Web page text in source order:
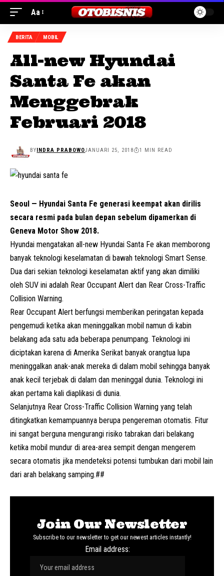
Aa
BERITA MOBIL
All-new Hyundai
Santa Fe akan
Menggebrak
Februari 2018
BYINDRA PRABOWOJANUARI 25, 2018 1 MIN READ
Seoul — Hyundai Santa Fe generasi keempat akan dirilis
secara resmi pada bulan depan sebelum dipamerkan di
Geneva Motor Show 2018.
Hyundai mengatakan all-new Hyundai Santa Fe akan memborong
banyak teknologi keselamatan di bawah teknologi Smart Sense.
Dua dari sekian teknologi keselamatan aktif yang akan dimiliki
oleh SUV ini adalah Rear Occupant Alert dan Rear Cross-Traffic
Collision Warning.
Rear Occupant Alert berfungsi memberikan peringatan kepada
pengemudi ketika akan meninggalkan mobil namun di kabin
belakang ada satu ada beberapa penumpang. Teknologi ini
diciptakan karena di Amerika Serikat banyak orangtua lupa
meninggalkan anak-anak mereka di dalam mobil sehingga banyak
anak kecil terjebak di dalam dan meninggal dunia. Teknologi ini
akan pertama kali diaplikasi di dunia.
Selanjutnya Rear Cross-Traffic Collision Warning yang telah
ditingkatkan kemampuannya berupa pengereman otomatis. Fitur
ini sangat berguna mengurangi risiko tabrakan dari belakang
ketika mobil mundur di area-area sempit dengan mengerem
secara otomatis jika mendeteksi potensi tumbukan dari mobil lain
dari arah belakang samping.##
Join Our Newsletter
Subscribe to our newsletter to get our newest articles instantly!
Email address: